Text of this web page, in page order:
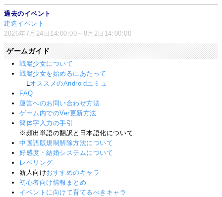
過去のイベント
建造イベント
2026年7月24日14:00:00～8月2日14:00:00
ゲームガイド
戦艦少女について
戦艦少女を始めるにあたって
LオススメのAndroidエミュ
FAQ
運営へのお問い合わせ方法
ゲーム内でのVer更新方法
簡体字入力の手引
※頻出単語の翻訳と日本語化について
中国語版規制解除方法について
好感度・結婚システムについて
レベリング
新人向けおすすめのキャラ
初心者向け情報まとめ
イベントに向けて育てるべきキャラ